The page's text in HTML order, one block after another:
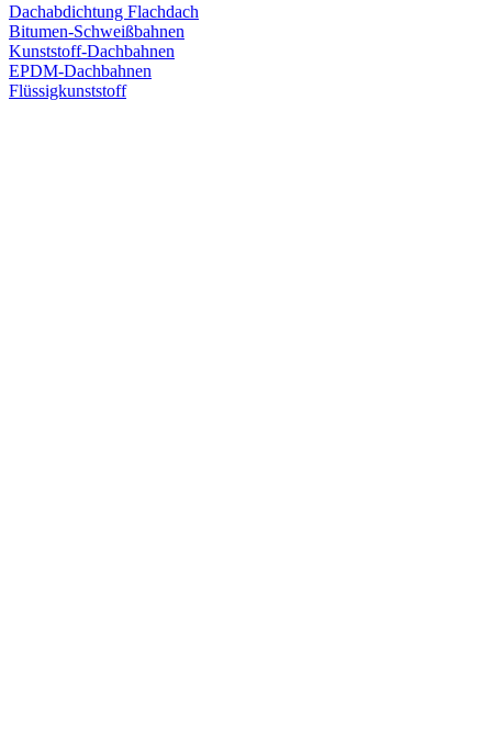
Dachabdichtung Flachdach
Bitumen-Schweißbahnen
Kunststoff-Dachbahnen
EPDM-Dachbahnen
Flüssigkunststoff